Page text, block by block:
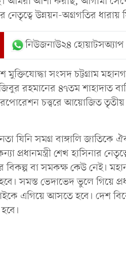
উন্নয়ন-অগ্রগতির ধারায়
নিউজনাউ২৪ হোয়াটসঅ্যাপ
মুক্তিযোদ্ধা সংসদ চট্টগ্রাম
রহমানের ৪৭তম শাহাদাত
করপোরেশন চত্ত্বরে আয়োজিত
যিনি সমগ্র বাঙ্গালি জাতিকে
শেখ হাসিনার
বা সমকক্ষ কেউ নেই। মহান
সমস্ত ভেদাভেদ ভুলে গিয়ে
এগিয়ে আসতে হবে। দেশ